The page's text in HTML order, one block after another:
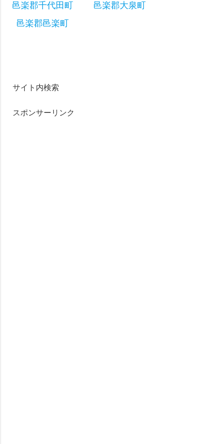
邑楽郡千代田町
邑楽郡大泉町
邑楽郡邑楽町
サイト内検索
スポンサーリンク